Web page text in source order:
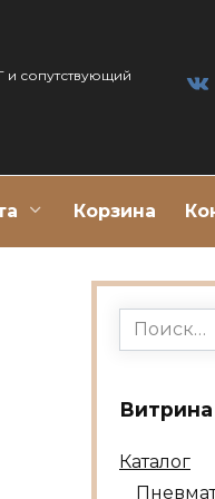
и сопутствующий
Корзина
Search
for:
Витрина
Каталог